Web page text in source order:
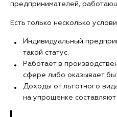
предпринимателей,
Есть только несколько
Индивидуальный
такой статус.
Работает в
сфере либо оказывает
Доходы от льготного
на упрощенке